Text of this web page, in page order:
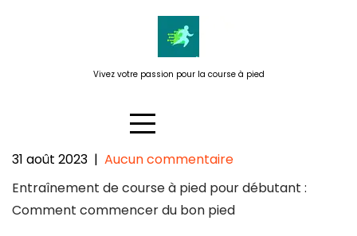
Vivez votre passion pour la course à pied
Entraînement de course à pied
pour débutant : Démarrez du
31 août 2023 | Aucun commentaire
Entraînement de course à pied pour débutant :
Comment commencer du bon pied